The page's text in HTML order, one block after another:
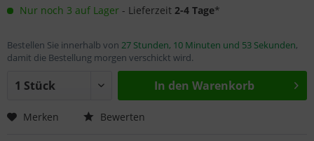
Nur noch 3 auf Lager - Lieferzeit 2-4 Tage*
Bestellen Sie innerhalb von 27 Stunden, 10 Minuten und 53 Sekunden,
damit die Bestellung morgen verschickt wird.
In den Warenkorb
Merken Bewerten